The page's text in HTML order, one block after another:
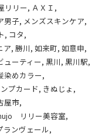
リリー ＡＸＩ
男子 メンズスキンケア
コタ
ア 勝川 如来町 如意申
ューティー 黒川 黒川駅
染めカラー
プカード きぬじょ
屋市
リリー美容室
ランヴェール